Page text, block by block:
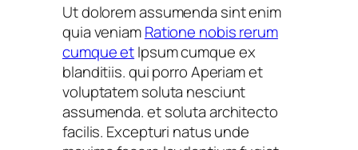
Ut dolorem assumenda sint enim
quia veniamRatione nobis rerum
cumque etIpsum cumque ex
blanditiis. qui porro Aperiam et
voluptatem soluta nesciunt
assumenda. et soluta architecto
facilis. Excepturi natus unde